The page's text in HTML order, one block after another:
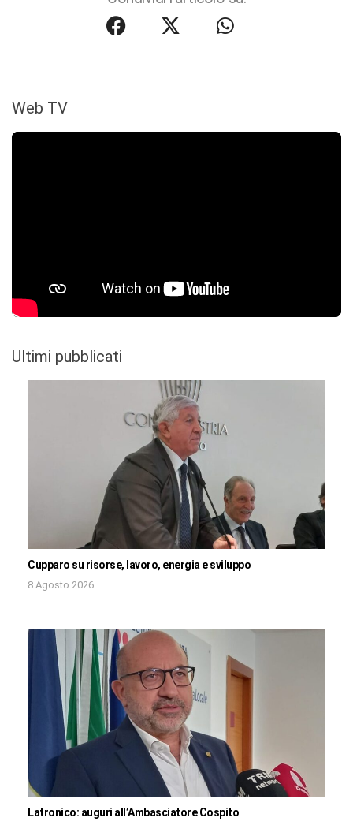
Web TV
Ultimi pubblicati
Cupparo su risorse, lavoro, energia e sviluppo
8 Agosto 2026
Latronico: auguri all’Ambasciatore Cospito